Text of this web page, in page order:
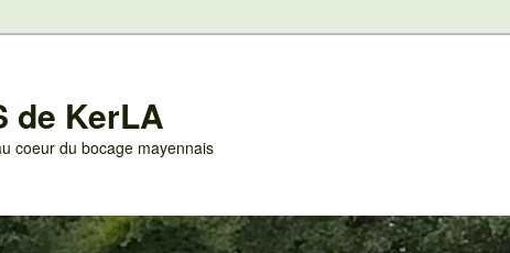
de KerLA
coeur du bocage mayennais